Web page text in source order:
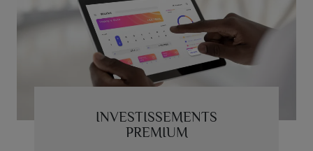
INVESTISSEMENTS
PREMIUM